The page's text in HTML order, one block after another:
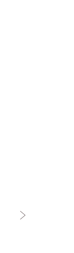
下一页